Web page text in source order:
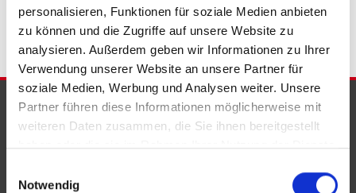
personalisieren, Funktionen für soziale Medien anbieten
zu können und die Zugriffe auf unsere Website zu
analysieren. Außerdem geben wir Informationen zu Ihrer
Verwendung unserer Website an unsere Partner für
soziale Medien, Werbung und Analysen weiter. Unsere
Partner führen diese Informationen möglicherweise mit
weiteren Daten zusammen, die Sie ihnen bereitgestellt
haben oder die sie im Rahmen Ihrer Nutzung der Dienste
Notwendig
PARTNER & AUSZEICHNUNGEN